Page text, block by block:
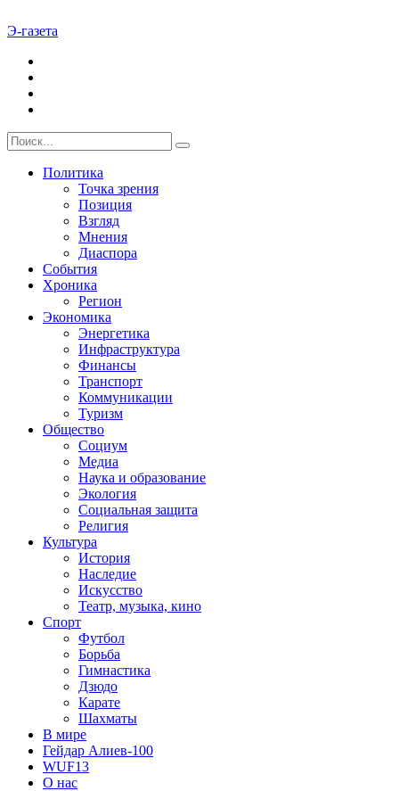
Э-газета
Политика
Точка зрения
Позиция
Взгляд
Мнения
Диаспора
События
Хроника
Регион
Экономика
Энергетика
Инфраструктура
Финансы
Транспорт
Коммуникации
Туризм
Общество
Социум
Медиа
Наука и образование
Экология
Социальная защита
Религия
Культура
История
Наследие
Искусство
Театр, музыка, кино
Спорт
Футбол
Борьба
Гимнастика
Дзюдо
Карате
Шахматы
В мире
Гейдар Алиев-100
WUF13
О нас